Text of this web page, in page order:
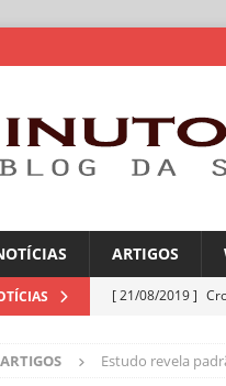
ARTIGOS
[ 21/08/2019 ]
[ 06/08/2026 ]
ARTIGOS Estudo revela